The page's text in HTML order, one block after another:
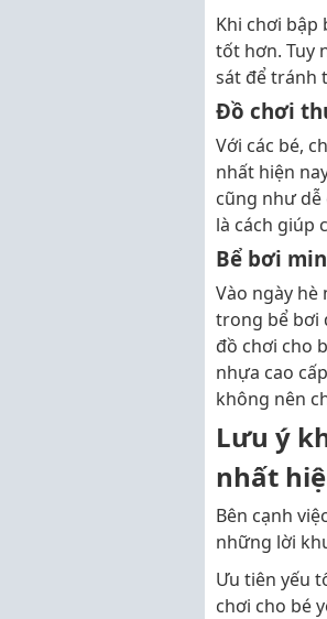
Khi chơi
tốt hơn. Tuy
sát để tránh
Đồ chơi
Với các bé,
nhất hiện
cũng như dễ
là cách giúp
Bể bơi
Vào ngày
trong bể bơi
đồ chơi cho
nhựa cao
không nên
Lưu ý
nhất
Bên cạnh
những lời
Ưu tiên yếu
chơi cho bé